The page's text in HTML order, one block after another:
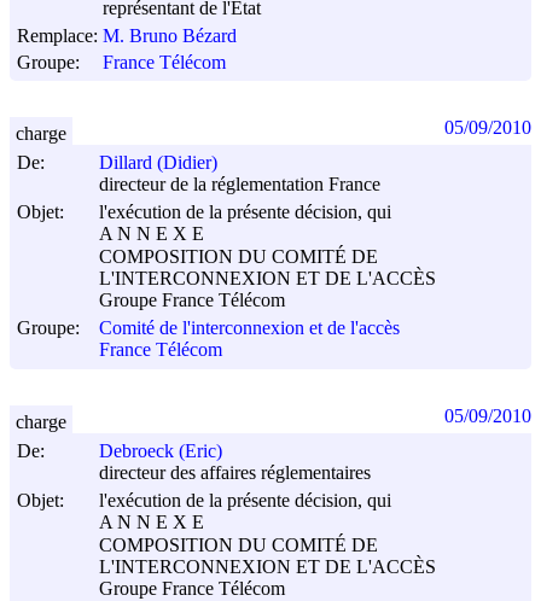
représentant de l'Etat
Remplace: M. Bruno Bézard
Groupe:
France Télécom
De:
Dillard (Didier)
directeur de la réglementation France
Objet:
l'exécution de la présente décision, qui
A N N E X E
COMPOSITION DU COMITÉ DE
L'INTERCONNEXION ET DE L'ACCÈS
Groupe France Télécom
Groupe:
Comité de l'interconnexion et de l'accès
France Télécom
charge 05/09/2010
De:
Debroeck (Eric)
directeur des affaires réglementaires
Objet:
l'exécution de la présente décision, qui
A N N E X E
COMPOSITION DU COMITÉ DE
L'INTERCONNEXION ET DE L'ACCÈS
Groupe France Télécom
charge 05/09/2010